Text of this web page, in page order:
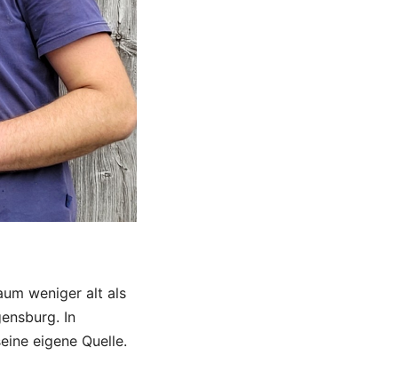
weniger alt als
In
eigene Quelle.